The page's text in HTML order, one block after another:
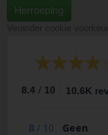
Herroeping
8.4 / 10 10.6K
8 / 10
Geen